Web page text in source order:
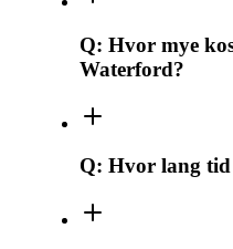
Q: Hvor mye
Waterford?
Q: Hvor lang tid